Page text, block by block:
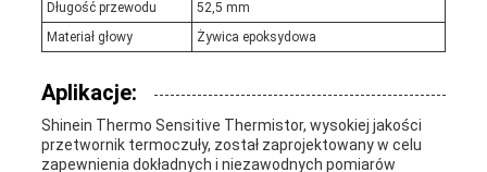
Długość przewodu
52,5 mm
Materiał głowy
Żywica epoksydowa
Aplikacje:
Shinein Thermo Sensitive Thermistor, wysokiej jakości
przetwornik termoczuły, został zaprojektowany w celu
zapewnienia dokładnych i niezawodnych pomiarów